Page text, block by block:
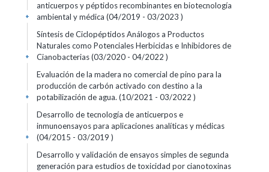
anticuerpos y péptidos recombinantes en biotecnología
ambiental y médica (04/2019 - 03/2023 )
+
Síntesis de Ciclopéptidos Análogos a Productos
Naturales como Potenciales Herbicidas e Inhibidores de
Cianobacterias (03/2020 - 04/2022 )
+
Evaluación de la madera no comercial de pino para la
producción de carbón activado con destino a la
potabilización de agua. (10/2021 - 03/2022 )
+
Desarrollo de tecnología de anticuerpos e
inmunoensayos para aplicaciones analíticas y médicas
(04/2015 - 03/2019 )
+
Desarrollo y validación de ensayos simples de segunda
generación para estudios de toxicidad por cianotoxinas